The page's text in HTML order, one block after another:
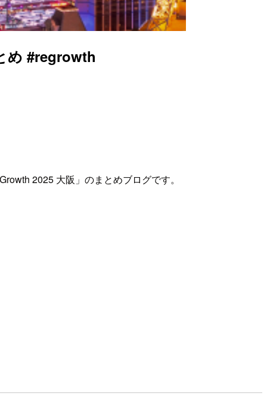
め #regrowth
2025 大阪」のまとめブログです。